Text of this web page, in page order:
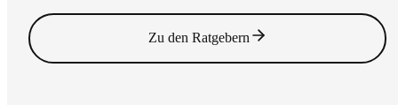
Zu den Ratgebern